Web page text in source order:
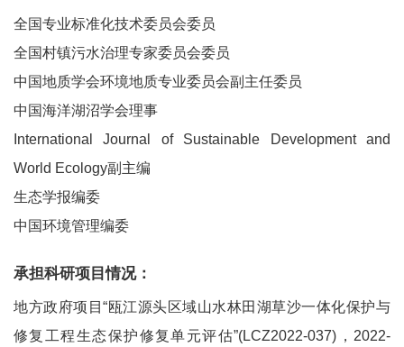
全国专业标准化技术委员会委员
全国村镇污水治理专家委员会委员
中国地质学会环境地质专业委员会副主任委员
中国海洋湖沼学会理事
International Journal of Sustainable Development and
World Ecology副主编
生态学报编委
中国环境管理编委
承担科研项目情况：
地方政府项目“瓯江源头区域山水林田湖草沙一体化保护与
修复工程生态保护修复单元评估”(LCZ2022-037)，2022-